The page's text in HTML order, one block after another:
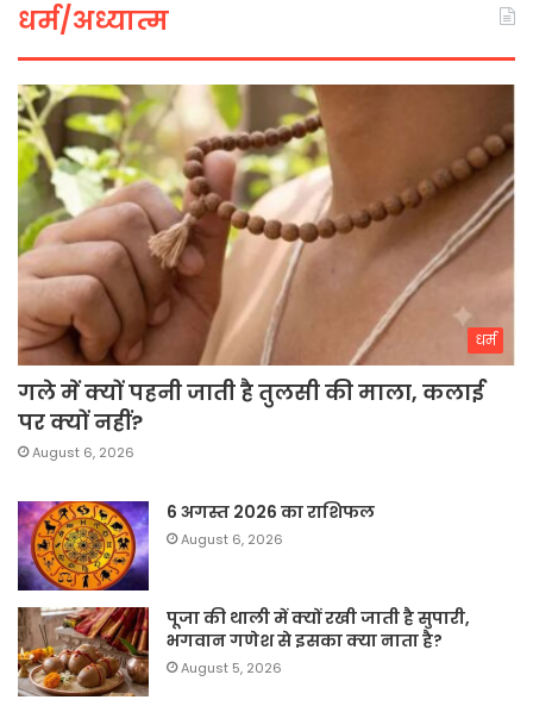
धर्म/अध्यात्म
धर्म
गले में क्यों पहनी जाती है तुलसी की माला, कलाई
पर क्यों नहीं?
August 6, 2026
6 अगस्त 2026 का राशिफल
August 6, 2026
पूजा की थाली में क्यों रखी जाती है सुपारी,
भगवान गणेश से इसका क्या नाता है?
August 5, 2026